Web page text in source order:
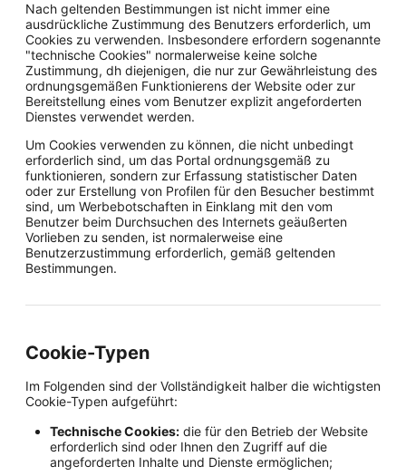
Nach geltenden Bestimmungen ist nicht immer eine
ausdrückliche Zustimmung des Benutzers erforderlich, um
Cookies zu verwenden. Insbesondere erfordern sogenannte
"technische Cookies" normalerweise keine solche
Zustimmung, dh diejenigen, die nur zur Gewährleistung des
ordnungsgemäßen Funktionierens der Website oder zur
Bereitstellung eines vom Benutzer explizit angeforderten
Dienstes verwendet werden.
Um Cookies verwenden zu können, die nicht unbedingt
erforderlich sind, um das Portal ordnungsgemäß zu
funktionieren, sondern zur Erfassung statistischer Daten
oder zur Erstellung von Profilen für den Besucher bestimmt
sind, um Werbebotschaften in Einklang mit den vom
Benutzer beim Durchsuchen des Internets geäußerten
Vorlieben zu senden, ist normalerweise eine
Benutzerzustimmung erforderlich, gemäß geltenden
Bestimmungen.
Cookie-Typen
Im Folgenden sind der Vollständigkeit halber die wichtigsten
Cookie-Typen aufgeführt:
Technische Cookies: die für den Betrieb der Website
erforderlich sind oder Ihnen den Zugriff auf die
angeforderten Inhalte und Dienste ermöglichen;